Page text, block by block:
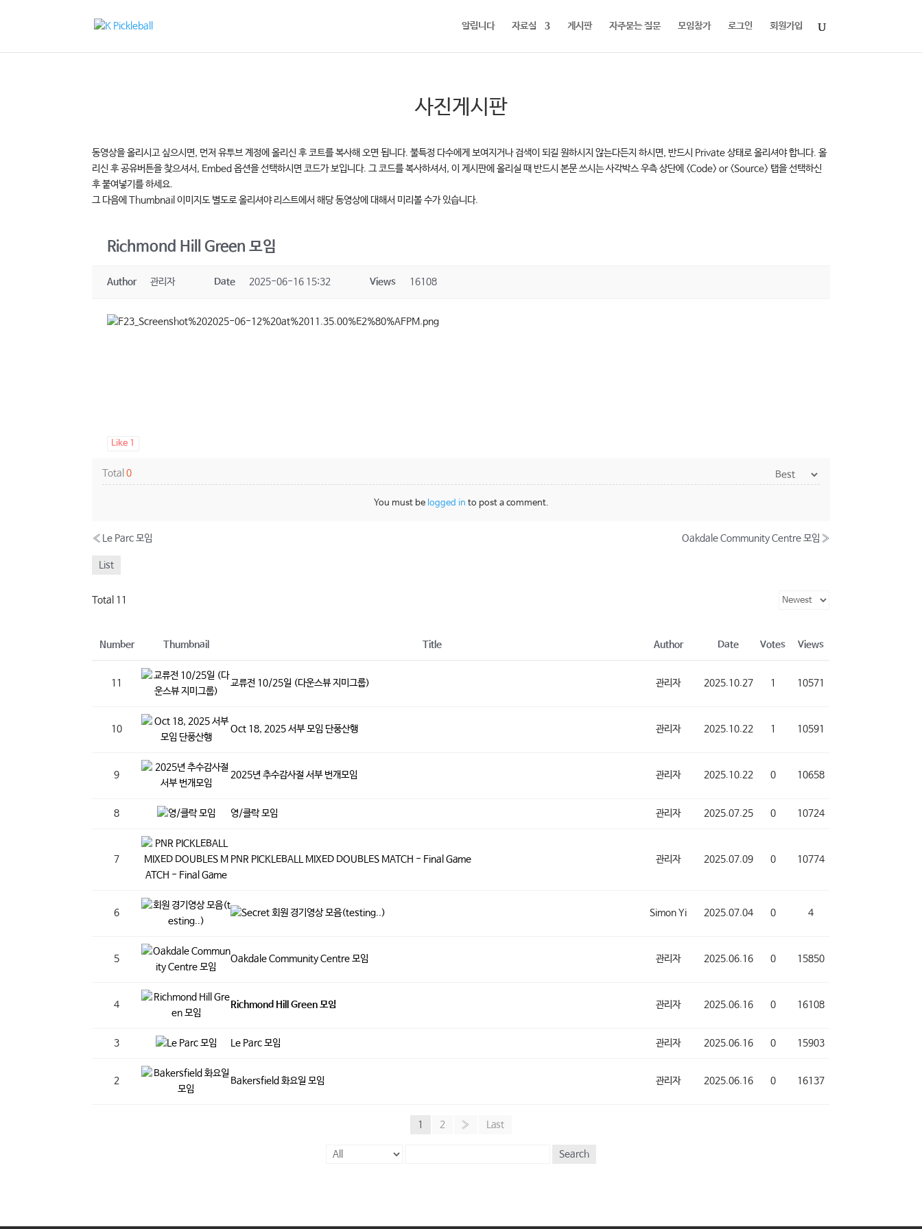
알립니다 자료실 게시판 자주묻는 질문 모임참가 로그인 회원가입
사진게시판
동영상을 올리시고 싶으시면, 먼저 유투브 계정에 올리신 후 코트를 복사해 오면 됩니다. 불특정 다수에게 보여지거나 검색이 되길 원하시지 않는다든지 하시면, 반드시 Private 상태로 올리셔야 합니다. 올
리신 후 공유버튼을 찾으셔서, Embed 옵션을 선택하시면 코드가 보입니다. 그 코드를 복사하셔서, 이 게시판에 올리실 때 반드시 본문 쓰시는 사각박스 우측 상단에 <Code> or <Source> 탭을 선택하신
후 붙여넣기를 하세요.
그 다음에 Thumbnail 이미지도 별도로 올리셔야 리스트에서 해당 동영상에 대해서 미리볼 수가 있습니다.
Richmond Hill Green 모임
Author 관리자 Date 2025-06-16 15:32 Views 16108
Like 1
Total0
You must be logged in to post a comment.
« Le Parc 모임 Oakdale Community Centre 모임 »
List
Total 11
Number Thumbnail Title Author Date Votes Views
11 교류전 10/25일 (다운스뷰 지미그룹) 관리자 2025.10.27 1 10571
10 Oct 18, 2025 서부 모임 단풍산행 관리자 2025.10.22 1 10591
9 2025년 추수감사절 서부 번개모임 관리자 2025.10.22 0 10658
8 영/클락 모임 관리자 2025.07.25 0 10724
7 PNR PICKLEBALL MIXED DOUBLES MATCH - Final Game 관리자 2025.07.09 0 10774
6 회원 경기영상 모음(testing..) Simon Yi 2025.07.04 0 4
5 Oakdale Community Centre 모임 관리자 2025.06.16 0 15850
4 Richmond Hill Green 모임 관리자 2025.06.16 0 16108
3 Le Parc 모임 관리자 2025.06.16 0 15903
2 Bakersfield 화요일 모임 관리자 2025.06.16 0 16137
1 2 » Last
Search